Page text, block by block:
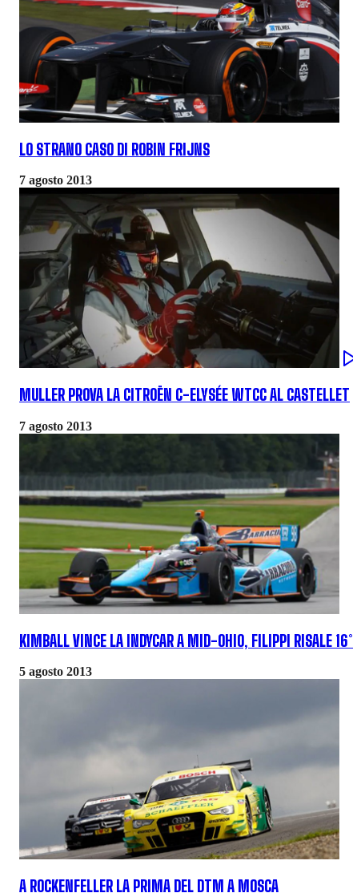
LO STRANO CASO DI ROBIN FRIJNS
7 agosto 2013
MULLER PROVA LA CITROËN C-ELYSÉE WTCC AL CASTELLET
7 agosto 2013
KIMBALL VINCE LA INDYCAR A MID-OHIO, FILIPPI RISALE 16°
5 agosto 2013
A ROCKENFELLER LA PRIMA DEL DTM A MOSCA